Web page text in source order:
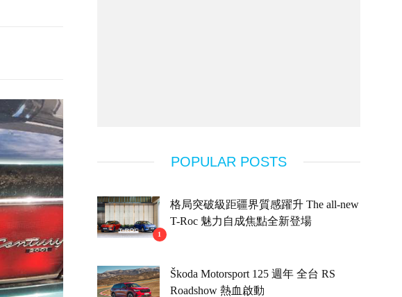
POPULAR POSTS
1
格局突破級距疆界質感躍升 The all-new
T-Roc 魅力自成焦點全新登場
Škoda Motorsport 125 週年 全台 RS
Roadshow 熱血啟動